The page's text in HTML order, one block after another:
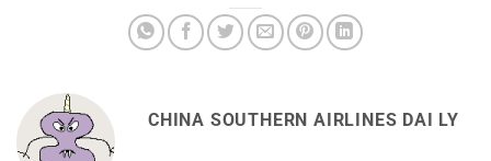
CHINA SOUTHERN AIRLINES DAI LY